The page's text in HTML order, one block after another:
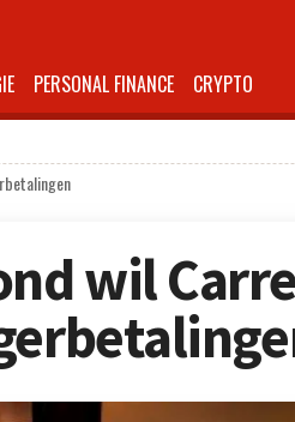
PERSONAL FINANCE CRYPTO
wil